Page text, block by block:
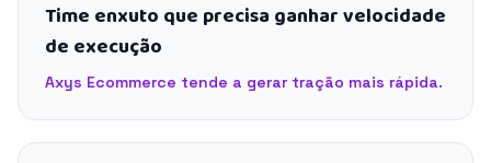
Time enxuto que precisa ganhar velocidade
de execução
Axys Ecommerce tende a gerar tração mais rápida.